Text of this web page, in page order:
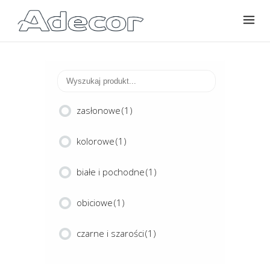
zasłonowe(1)
kolorowe(1)
białe i pochodne(1)
obiciowe(1)
czarne i szarości(1)